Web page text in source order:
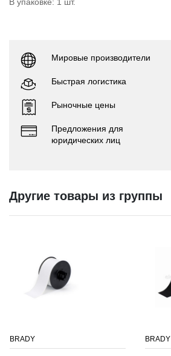
Мировые производители
Быстрая логистика
Рыночные цены
Предложения для
юридических лиц
Другие товары из группы
BRADY BRADY